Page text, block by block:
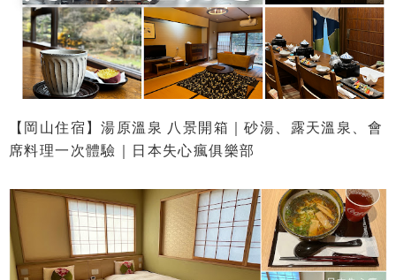
【岡山住宿】湯原溫泉 八景開箱｜砂湯、露天溫泉、會
席料理一次體驗｜日本失心瘋俱樂部